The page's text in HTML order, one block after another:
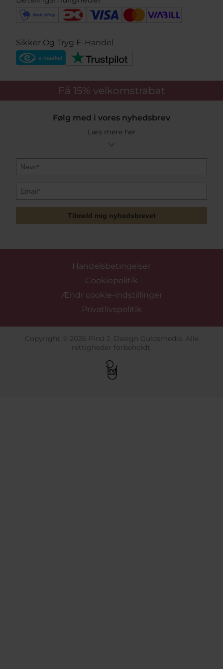
Sikker Og Tryg E-Handel
Få 15% velkomstrabat
Følg med i vores nyhedsbrev
Læs mere her
Tilmeld mig nyhedsbrevet
Handelsbetingelser
Cookiepolitik
Ændr cookie-indstillinger
Privatlivspolitik
Copyright © 2026 Pind J. Design Guldsmedie. Alle
rettigheder forbeholdt.